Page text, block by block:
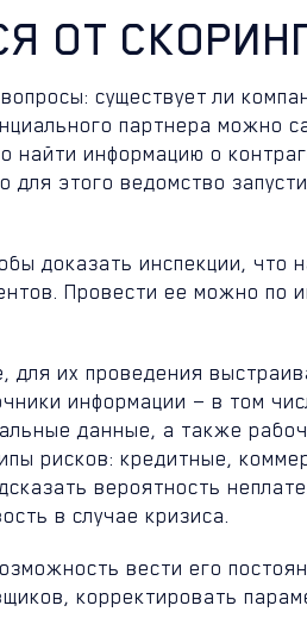
ОТ
существует ли
партнера можно
найти информацию о
этого ведомство
доказать инспекции, что
Провести ее можно по
для их проведения
информации — в том
данные, а также
рисков: кредитные,
вероятность
в случае кризиса.
вести его
корректировать